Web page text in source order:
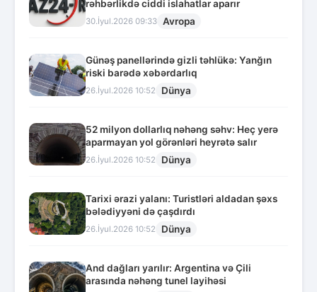
rəhbərlikdə ciddi islahatlar aparır
30.İyul.2026 09:33 Avropa
Günəş panellərində gizli təhlükə: Yanğın
riski barədə xəbərdarlıq
26.İyul.2026 10:52 Dünya
52 milyon dollarlıq nəhəng səhv: Heç yerə
aparmayan yol görənləri heyrətə salır
26.İyul.2026 10:52 Dünya
Tarixi ərazi yalanı: Turistləri aldadan şəxs
bələdiyyəni də çaşdırdı
26.İyul.2026 10:52 Dünya
And dağları yarılır: Argentina və Çili
arasında nəhəng tunel layihəsi